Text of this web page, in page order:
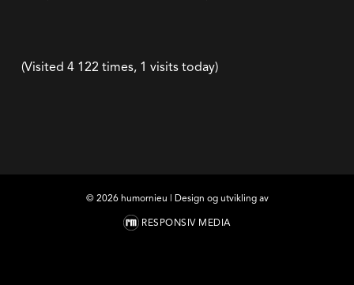
(Visited 4 122 times, 1 visits today)
© 2026humornieu | Design og utvikling av
RESPONSIV MEDIA